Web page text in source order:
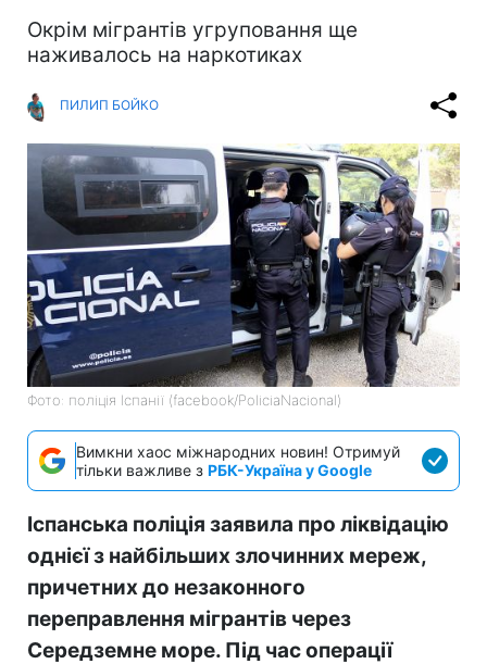
Окрім мігрантів угруповання ще
наживалось на наркотиках
ПИЛИП БОЙКО
Фото: поліція Іспанії (facebook/PoliciaNacional)
Вимкни хаос міжнародних новин! Отримуй
тільки важливе з РБК-Україна у Google
Іспанська поліція заявила про ліквідацію
однієї з найбільших злочинних мереж,
причетних до незаконного
переправлення мігрантів через
Середземне море. Під час операції